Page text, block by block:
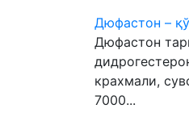
Дюфастон –
Дюфастон
крахмали,
7000...